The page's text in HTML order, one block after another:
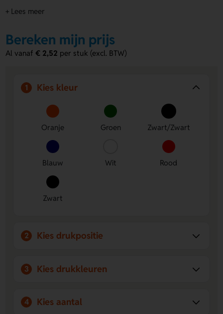
mesh opbergnet, dus je neemt alles makkelijk mee. De
bedrukken met een logo, naam of eigen ontwerp op 1 of
meerdere posities. Bestel of vraag een prijs op.
strandspel
Makkelijk mee te nemen:
meenemen en opbergen snel en simpel.
Ruimte voor bedrukking:Laat een logo, naam of eigen
ontwerp aanbrengen op meerdere drukposities voor
extra zichtbaarheid.
Speels en veelzijdig:
Ideaal voor een actief moment op
het strand of in het park.
+ Lees meer
Bereken mijn prijs
Al vanaf€ 2,52 per stuk (excl. BTW)
1 Kies kleur
Oranje Groen Zwart/Zwart
Blauw Wit Rood
Zwart
2 Kies drukpositie
3 Kies drukkleuren
4 Kies aantal